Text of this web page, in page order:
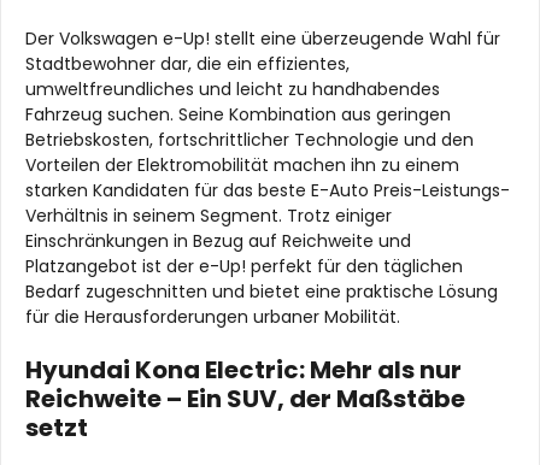
Der Volkswagen e-Up! stellt eine überzeugende Wahl für
Stadtbewohner dar, die ein effizientes,
umweltfreundliches und leicht zu handhabendes
Fahrzeug suchen. Seine Kombination aus geringen
Betriebskosten, fortschrittlicher Technologie und den
Vorteilen der Elektromobilität machen ihn zu einem
starken Kandidaten für das beste E-Auto Preis-Leistungs-
Verhältnis in seinem Segment. Trotz einiger
Einschränkungen in Bezug auf Reichweite und
Platzangebot ist der e-Up! perfekt für den täglichen
Bedarf zugeschnitten und bietet eine praktische Lösung
für die Herausforderungen urbaner Mobilität.
Hyundai Kona Electric: Mehr als nur
Reichweite – Ein SUV, der Maßstäbe
setzt